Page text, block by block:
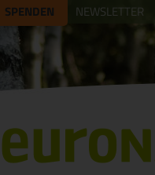
SPENDEN NEWSLETTER